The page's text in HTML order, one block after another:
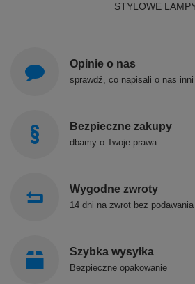
STYLOWE
Opinie o nas
sprawdź, co napisali o nas inni
Bezpieczne zakupy
dbamy o Twoje prawa
Wygodne zwroty
14 dni na zwrot bez
Szybka wysyłka
Bezpieczne opakowanie